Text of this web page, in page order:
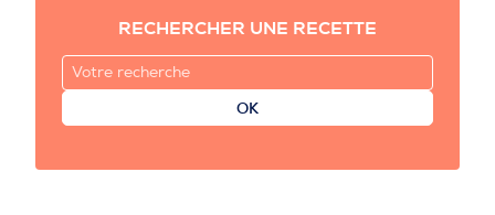
RECHERCHER UNE RECETTE
OK